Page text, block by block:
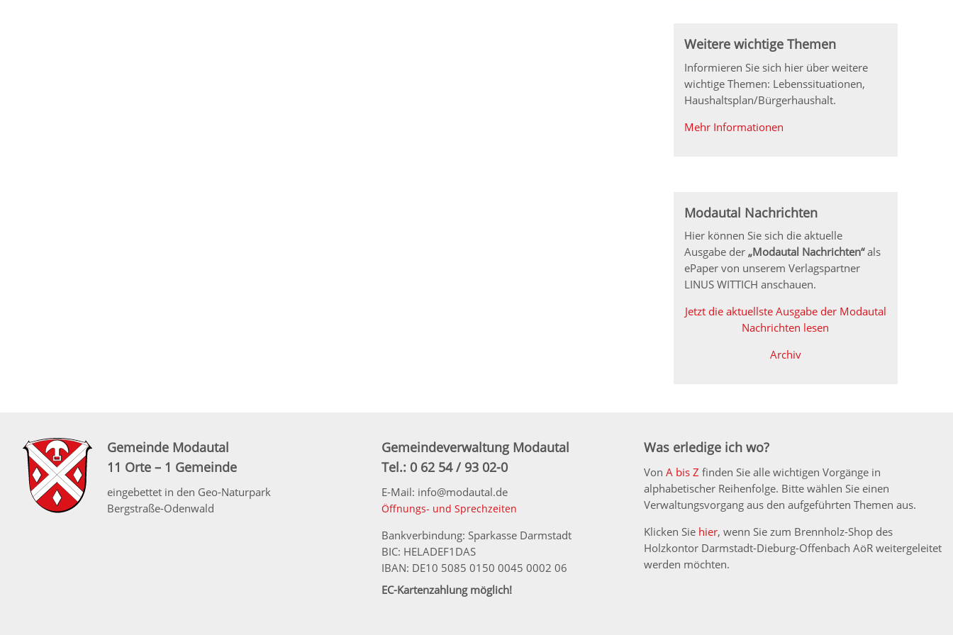
Weitere wichtige Themen
Informieren Sie sich hier über weitere
wichtige Themen: Lebenssituationen,
Haushaltsplan/Bürgerhaushalt.
Mehr Informationen
Modautal Nachrichten
Hier können Sie sich die aktuelle
Ausgabe der „Modautal Nachrichten“als
ePaper von unserem Verlagspartner
LINUS WITTICH anschauen.
Jetzt die aktuellste Ausgabe der Modautal
Nachrichten lesen
Archiv
Gemeinde Modautal
11 Orte – 1 Gemeinde
eingebettet in den Geo-Naturpark
Bergstraße-Odenwald
Gemeindeverwaltung Modautal
Tel.: 0 62 54 / 93 02-0
E-Mail: info@modautal.de
Öffnungs- und Sprechzeiten
Bankverbindung: Sparkasse Darmstadt
BIC: HELADEF1DAS
IBAN: DE10 5085 0150 0045 0002 06
EC-Kartenzahlung möglich!
Was erledige ich wo?
Von A bis Z finden Sie alle wichtigen Vorgänge in
alphabetischer Reihenfolge. Bitte wählen Sie einen
Verwaltungsvorgang aus den aufgeführten Themen aus.
Klicken Sie hier, wenn Sie zum Brennholz-Shop des
Holzkontor Darmstadt-Dieburg-Offenbach AöR weitergeleitet
werden möchten.